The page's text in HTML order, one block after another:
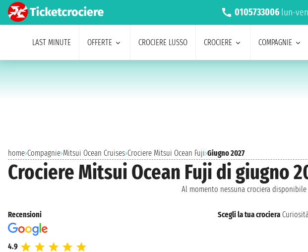
0105733006 lun-
LAST MINUTE OFFERTE CROCIERE LUSSO CROCIERE COMPAGNIE
home›Compagnie›Mitsui Ocean Cruises›Crociere Mitsui Ocean Fuji›Giugno 2027
Crociere Mitsui Ocean Fuji di giugno
Al momento nessuna crociera disponibile
Recensioni
4.9
Scegli la tua crociera